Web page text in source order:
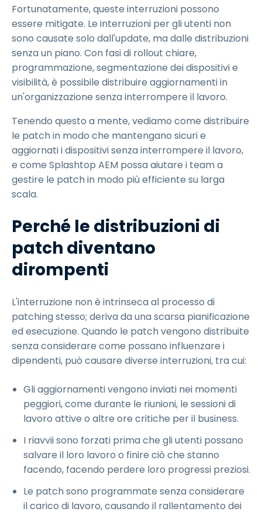
Fortunatamente, queste interruzioni possono
essere mitigate. Le interruzioni per gli utenti non
sono causate solo dall'update, ma dalle distribuzioni
senza un piano. Con fasi di rollout chiare,
programmazione, segmentazione dei dispositivi e
visibilità, è possibile distribuire aggiornamenti in
un'organizzazione senza interrompere il lavoro.
Tenendo questo a mente, vediamo come distribuire
le patch in modo che mantengano sicuri e
aggiornati i dispositivi senza interrompere il lavoro,
e come Splashtop AEM possa aiutare i team a
gestire le patch in modo più efficiente su larga
scala.
Perché le distribuzioni di
patch diventano
dirompenti
L'interruzione non è intrinseca al processo di
patching stesso; deriva da una scarsa pianificazione
ed esecuzione. Quando le patch vengono distribuite
senza considerare come possano influenzare i
dipendenti, può causare diverse interruzioni, tra cui:
Gli aggiornamenti vengono inviati nei momenti
peggiori, come durante le riunioni, le sessioni di
lavoro attive o altre ore critiche per il business.
I riavvii sono forzati prima che gli utenti possano
salvare il loro lavoro o finire ciò che stanno
facendo, facendo perdere loro progressi preziosi.
Le patch sono programmate senza considerare
il carico di lavoro, causando il rallentamento dei